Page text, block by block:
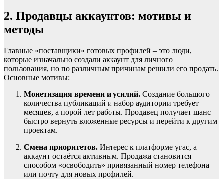
2. Продавцы аккаунтов: мотивы и
методы
Главные «поставщики» готовых профилей – это люди,
которые изначально создали аккаунт для личного
пользования, но по различным причинам решили его продать.
Основные мотивы:
Монетизация времени и усилий. Создание большого
количества публикаций и набор аудитории требует
месяцев, а порой лет работы. Продавец получает шанс
быстро вернуть вложенные ресурсы и перейти к другим
проектам.
Смена приоритетов. Интерес к платформе угас, а
аккаунт остаётся активным. Продажа становится
способом «освободить» привязанный номер телефона
или почту для новых профилей.